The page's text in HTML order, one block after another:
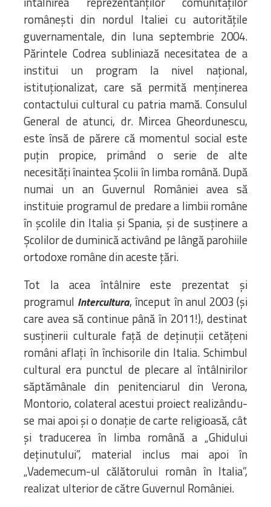
românești din nordul Italiei cu autoritățile
guvernamentale, din luna septembrie 2004.
Părintele Codrea subliniază necesitatea de a
institui un program la nivel național,
istituționalizat, care să permită menținerea
contactului cultural cu patria mamă. Consulul
General de atunci, dr. Mircea Gheordunescu,
este însă de părere că momentul social este
puțin propice, primând o serie de alte
necesități înaintea Școlii în limba română. După
numai un an Guvernul României avea să
instituie programul de predare a limbii române
în școlile din Italia și Spania, și de susținere a
Școlilor de duminică activând pe lângă parohiile
ortodoxe române din aceste țări.
Tot la acea întâlnire este prezentat și
programul Intercultura, început în anul 2003 (și
care avea să continue până în 2011!), destinat
susținerii culturale față de deținuții cetățeni
români aflați în închisorile din Italia. Schimbul
cultural era punctul de plecare al întâlnirilor
săptămânale din penitenciarul din Verona,
Montorio, colateral acestui proiect realizându-
se mai apoi și o donație de carte religioasă, cât
și traducerea în limba română a „Ghidului
deținutului”, material inclus mai apoi în
„Vademecum-ul călătorului român în Italia”,
realizat ulterior de către Guvernul României.